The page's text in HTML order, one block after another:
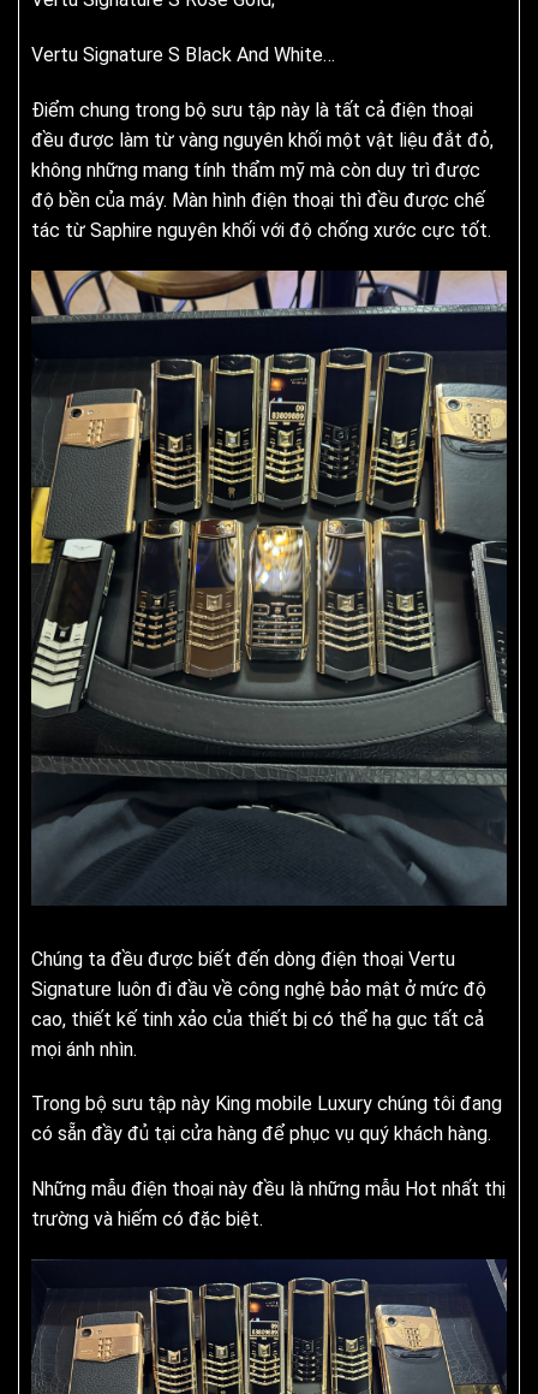
Vertu Signature S Black And White…
Điểm chung trong bộ sưu tập này là tất cả điện thoại
đều được làm từ vàng nguyên khối một vật liệu đắt đỏ,
không những mang tính thẩm mỹ mà còn duy trì được
độ bền của máy. Màn hình điện thoại thì đều được chế
tác từ Saphire nguyên khối với độ chống xước cực tốt.
Chúng ta đều được biết đến dòng điện thoại Vertu
Signature luôn đi đầu về công nghệ bảo mật ở mức độ
cao, thiết kế tinh xảo của thiết bị có thể hạ gục tất cả
mọi ánh nhìn.
Trong bộ sưu tập này King mobile Luxury chúng tôi đang
có sẵn đầy đủ tại cửa hàng để phục vụ quý khách hàng.
Những mẫu điện thoại này đều là những mẫu Hot nhất thị
trường và hiếm có đặc biệt.